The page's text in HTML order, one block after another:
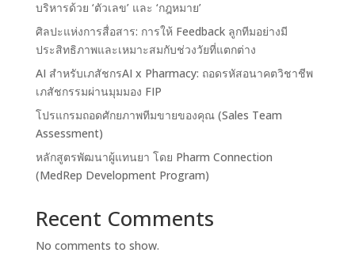
บริหารด้วย ‘ตัวเลข’ และ ‘กฎหมาย’
ศิลปะแห่งการสื่อสาร: การให้ Feedback ลูกทีมอย่างมี
ประสิทธิภาพและเหมาะสมกับช่วงวัยที่แตกต่าง
AI สำหรับเภสัชกรAI x Pharmacy: ถอดรหัสอนาคตวิชาชีพ
เภสัชกรรมผ่านมุมมอง FIP
โปรแกรมถอดศักยภาพทีมขายของคุณ (Sales Team
Assessment)
หลักสูตรพัฒนาผู้แทนยา โดย Pharm Connection
(MedRep Development Program)
Recent Comments
No comments to show.